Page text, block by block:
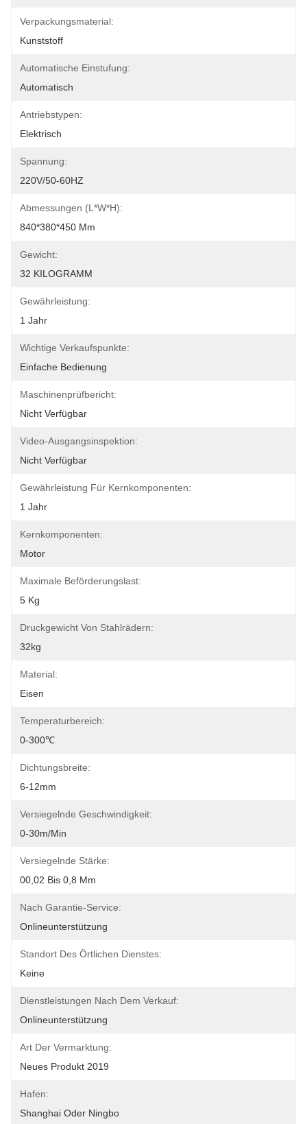
Verpackungsmaterial:
Kunststoff
Automatische Einstufung:
Automatisch
Antriebstypen:
Elektrisch
Spannung:
220V/50-60HZ
Abmessungen (L*W*H):
840*380*450 Mm
Gewicht:
32 KILOGRAMM
Gewährleistung:
1 Jahr
Wichtige Verkaufspunkte:
Einfache Bedienung
Maschinenprüfbericht:
Nicht Verfügbar
Video-Ausgangsinspektion:
Nicht Verfügbar
Gewährleistung Für Kernkomponenten:
1 Jahr
Kernkomponenten:
Motor
Maximale Beförderungslast:
5 Kg
Druckgewicht Von Stahlrädern:
32kg
Material:
Eisen
Temperaturbereich:
0-300℃
Dichtungsbreite:
6-12mm
Versiegelnde Geschwindigkeit:
0-30m/min
Versiegelnde Stärke:
00,02 Bis 0,8 Mm
Nach Garantie-Service:
Onlineunterstützung
Standort Des Örtlichen Dienstes:
Keine
Dienstleistungen Nach Dem Verkauf:
Onlineunterstützung
Art Der Vermarktung:
Neues Produkt 2019
Hafen:
Shanghai Oder Ningbo